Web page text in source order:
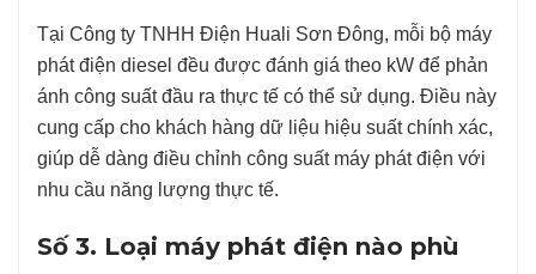
Tại Công ty TNHH Điện Huali Sơn Đông, mỗi bộ máy
phát điện diesel đều được đánh giá theo kW để phản
ánh công suất đầu ra thực tế có thể sử dụng. Điều này
cung cấp cho khách hàng dữ liệu hiệu suất chính xác,
giúp dễ dàng điều chỉnh công suất máy phát điện với
nhu cầu năng lượng thực tế.
Số 3. Loại máy phát điện nào phù